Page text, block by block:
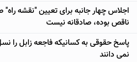
اجلاس چهار جانبه برای تعیین "نقشه راه"
ناقص بوده، صادقانه نیست
پاسخ حقوقی به کسانیکه فاجعه زابل را
نمی دانند